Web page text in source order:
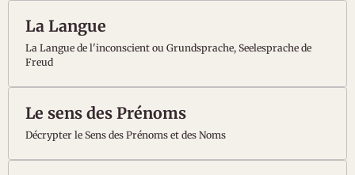
La Langue
La Langue de l'inconscient ou Grundsprache, Seelesprache de
Freud
Le sens des Prénoms
Décrypter le Sens des Prénoms et des Noms